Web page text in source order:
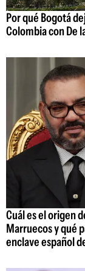
Por qué Bogotá
Colombia con De
Cuál es el origen
Marruecos y qué
enclave español